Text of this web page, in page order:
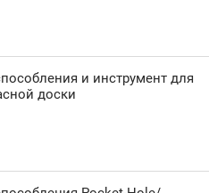
и инструмент для
доски